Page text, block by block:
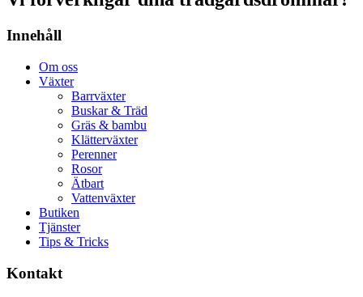
Innehåll
Om oss
Växter
Barrväxter
Buskar & Träd
Gräs & bambu
Klätterväxter
Perenner
Rosor
Ätbart
Vattenväxter
Butiken
Tjänster
Tips & Tricks
Kontakt